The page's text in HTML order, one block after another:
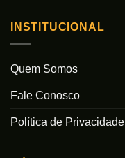
INSTITUCIONAL
Quem Somos
Fale Conosco
Política de Privacidade